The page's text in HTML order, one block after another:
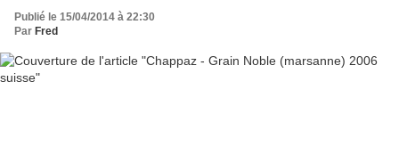
Publié le 15/04/2014 à 22:30
Par Fred